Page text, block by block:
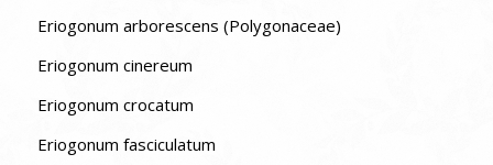
Eriogonum arborescens (Polygonaceae)
Eriogonum cinereum
Eriogonum crocatum
Eriogonum fasciculatum